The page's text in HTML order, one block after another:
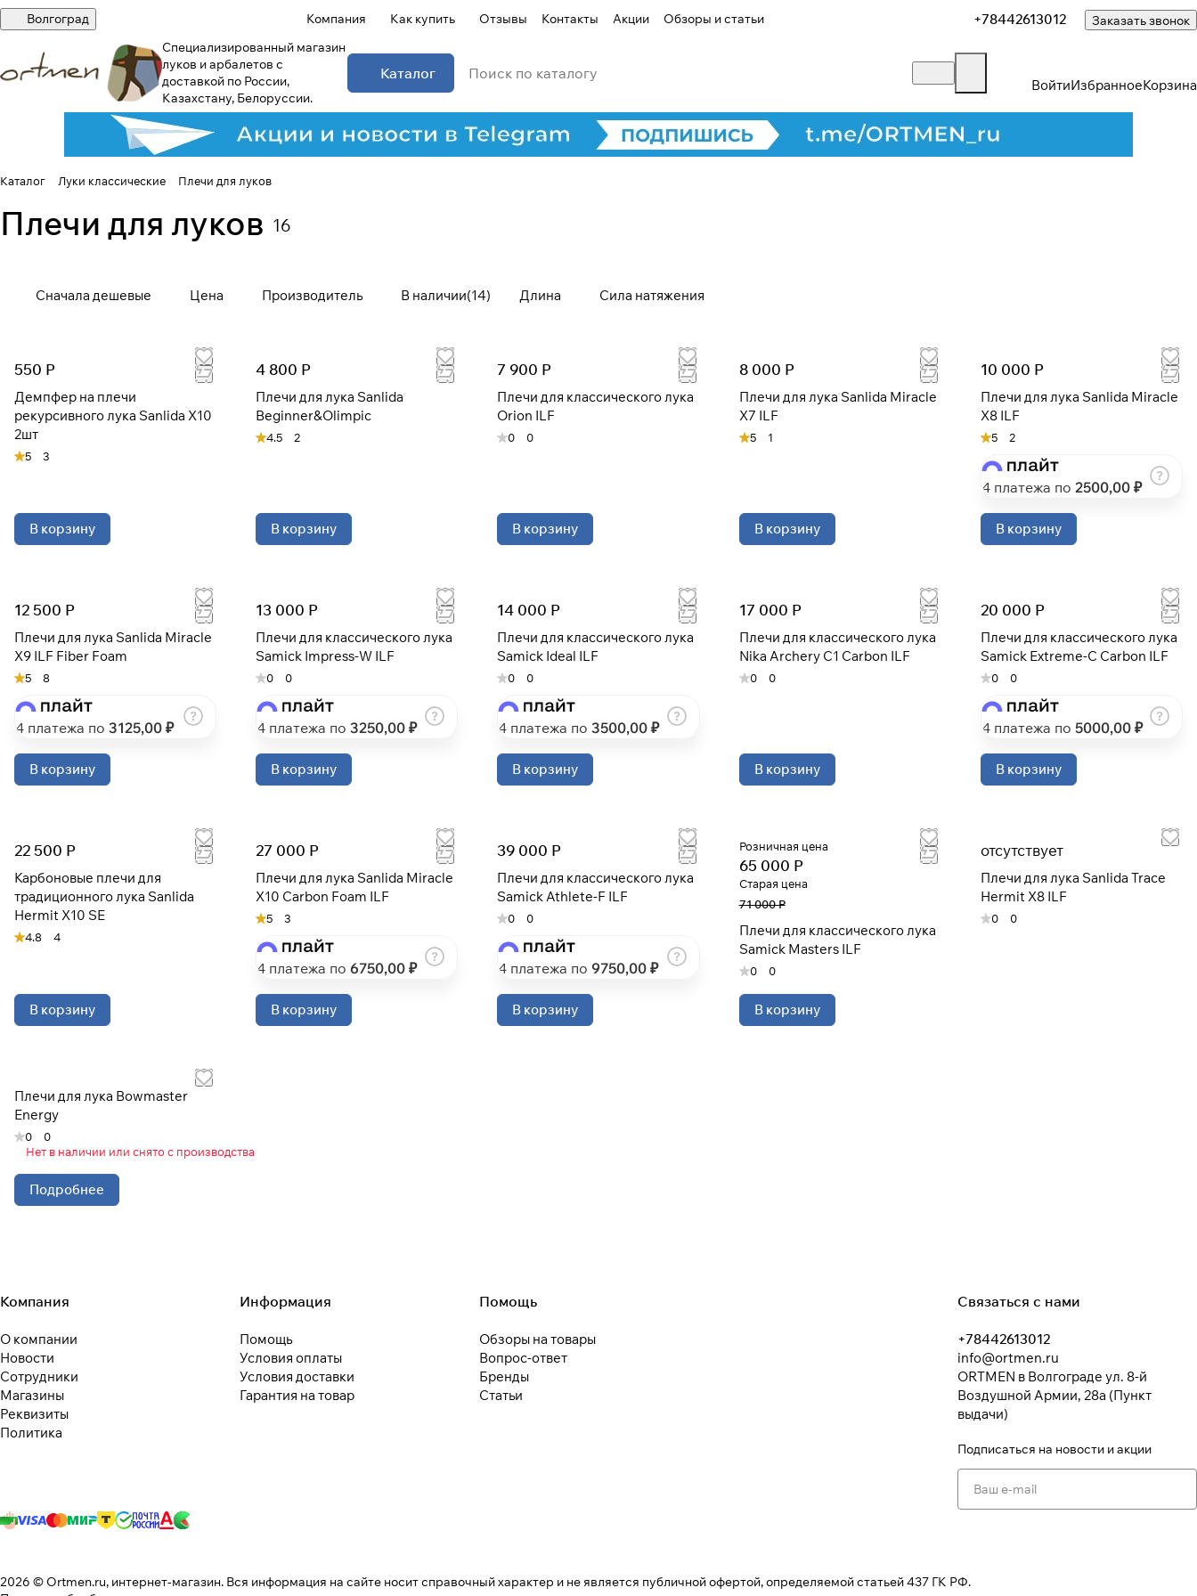
Волгоград Компания Как купить Отзывы Контакты Акции Обзоры и статьи +78442613012 Заказать звонок
Специализированный магазин
луков и арбалетов с
доставкой по России,
Казахстану, Белоруссии.
Каталог
ВойтиИзбранноеКорзина
Каталог Луки классические Плечи для луков
Плечи для луков 16
Сначала дешевые Цена Производитель В наличии(14) Длина Сила натяжения
550 Р
Демпфер на плечи
рекурсивного лука Sanlida X10
2шт
5 3
В корзину
4 800 Р
Плечи для лука Sanlida
Beginner&Olimpic
4.5 2
В корзину
7 900 Р
Плечи для классического лука
Orion ILF
0 0
В корзину
8 000 Р
Плечи для лука Sanlida Miracle
X7 ILF
5 1
В корзину
10 000 Р
Плечи для лука Sanlida Miracle
X8 ILF
5 2
4 платежа по 2500,00 ₽
В корзину
12 500 Р
Плечи для лука Sanlida Miracle
X9 ILF Fiber Foam
5 8
4 платежа по 3125,00 ₽
В корзину
13 000 Р
Плечи для классического лука
Samick Impress-W ILF
0 0
4 платежа по3250,00 ₽
В корзину
14 000 Р
Плечи для классического лука
Samick Ideal ILF
0 0
4 платежа по3500,00 ₽
В корзину
17 000 Р
Плечи для классического лука
Nika Archery C1 Carbon ILF
0 0
В корзину
20 000 Р
Плечи для классического лука
Samick Extreme-C Carbon ILF
0 0
4 платежа по 5000,00 ₽
В корзину
22 500 Р
Карбоновые плечи для
традиционного лука Sanlida
Hermit X10 SE
4.8 4
В корзину
27 000 Р
Плечи для лука Sanlida Miracle
X10 Carbon Foam ILF
5 3
4 платежа по6750,00 ₽
В корзину
39 000 Р
Плечи для классического лука
Samick Athlete-F ILF
0 0
4 платежа по9750,00 ₽
В корзину
Розничная цена
65 000 Р
Старая цена
71 000 Р
Плечи для классического лука
Samick Masters ILF
0 0
В корзину
отсутствует
Плечи для лука Sanlida Trace
Hermit X8 ILF
0 0
Плечи для лука Bowmaster
Energy
0
0
Нет в наличии или снято с производства
Подробнее
Для клиентов всех банков
оплату на части
Добавляйте товары
При оформлении заказа выберите метод оплаты
ПЛАЙТ
Получайте товар выбранный способом
Оставшиеся75% будутсписываться
с вашей карты
ПЛАЙТ скидки по купонам не
применяются.
Компания
О компании
Новости
Сотрудники
Магазины
Реквизиты
Политика
Информация
Помощь
Условия оплаты
Условия доставки
Гарантия на товар
Помощь
Обзоры на товары
Вопрос-ответ
Бренды
Статьи
Связаться с нами
+78442613012
info@ortmen.ru
ORTMEN в Волгограде ул. 8-й
Воздушной Армии, 28а (Пункт
выдачи)
Подписаться на новости и акции
2026 © Ortmen.ru, интернет-магазин. Вся информация на сайте носит справочный характер и не является публичной офертой, определяемой статьей 437 ГК РФ.